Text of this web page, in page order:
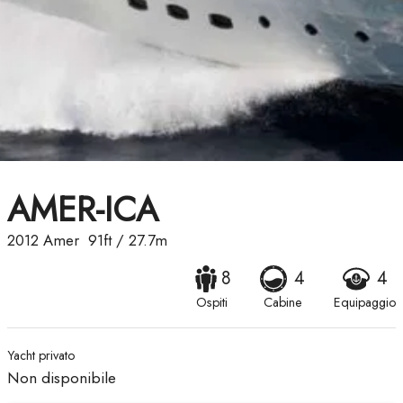
AMER-ICA
2012 Amer 91ft/ 27.7m
8
Ospiti
4
Cabine
4
Equipaggio
Yacht privato
Non disponibile